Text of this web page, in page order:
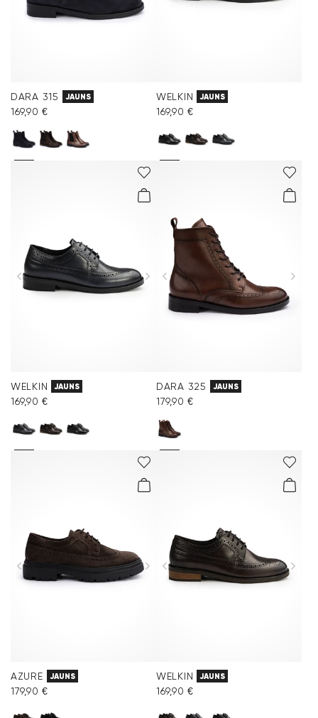
DARA 315 JAUNS
169,90 €
WELKIN JAUNS
169,90 €
WELKIN JAUNS
169,90 €
DARA 325 JAUNS
179,90 €
AZURE JAUNS
179,90 €
WELKIN JAUNS
169,90 €